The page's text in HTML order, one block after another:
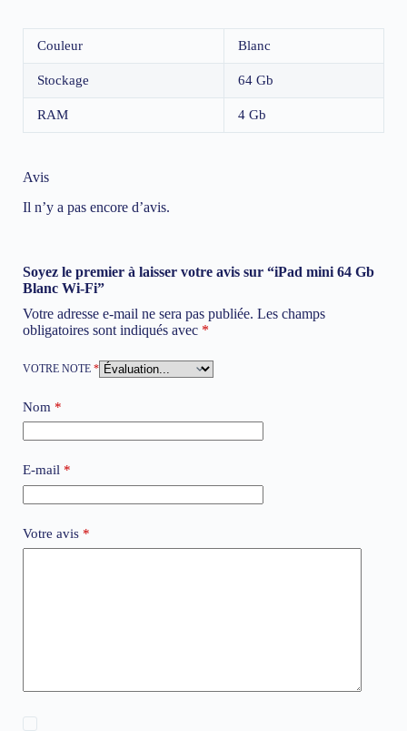
Couleur Blanc
Stockage 64 Gb
RAM 4 Gb
Avis
Il n’y a pas encore d’avis.
Soyez le premier à laisser votre avis sur “iPad mini 64 Gb
Blanc Wi-Fi”
Votre adresse e-mail ne sera pas publiée. Les champs
obligatoires sont indiqués avec *
VOTRE NOTE *
Nom *
E-mail *
Votre avis *